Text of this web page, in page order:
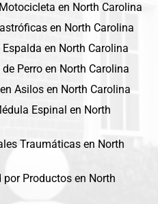
en North Carolina
en North Carolina
en North Carolina
Perro en North Carolina
Asilos en North Carolina
Espinal en North
Traumáticas en North
Productos en North